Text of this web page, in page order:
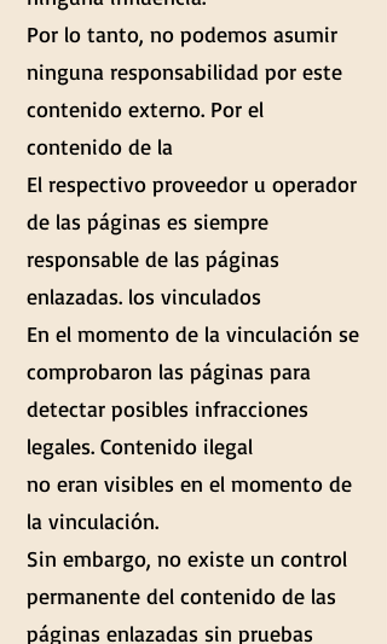
Por lo tanto, no podemos asumir
ninguna responsabilidad por este
contenido externo. Por el
contenido de la
El respectivo proveedor u operador
de las páginas es siempre
responsable de las páginas
enlazadas. los vinculados
En el momento de la vinculación se
comprobaron las páginas para
detectar posibles infracciones
legales. Contenido ilegal
no eran visibles en el momento de
la vinculación.
Sin embargo, no existe un control
permanente del contenido de las
páginas enlazadas sin pruebas